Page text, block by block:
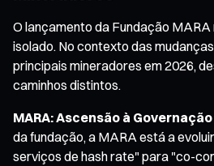
O lançamento da Fundação MARA
isolado. No contexto das
principais mineradores em 2026,
caminhos distintos.
MARA: Ascensão à
da fundação, a MARA está a
serviços de hash rate" para "co-